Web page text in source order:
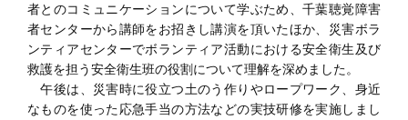
者とのコミュニケーションについて学ぶため、千葉聴覚障害
者センターから講師をお招きし講演を頂いたほか、災害ボラ
ンティアセンターでボランティア活動における安全衛生及び
救護を担う安全衛生班の役割について理解を深めました。
午後は、災害時に役立つ土のう作りやロープワーク、身近
なものを使った応急手当の方法などの実技研修を実施しまし